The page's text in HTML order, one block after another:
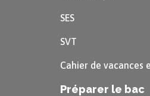
SES
SVT
Cahier de vacances
Préparer le bac